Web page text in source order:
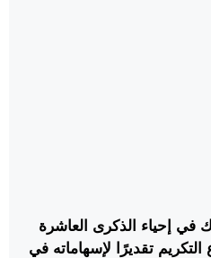
في إحياء الذكرى العاشرة
تقديرًا لإسهاماته في